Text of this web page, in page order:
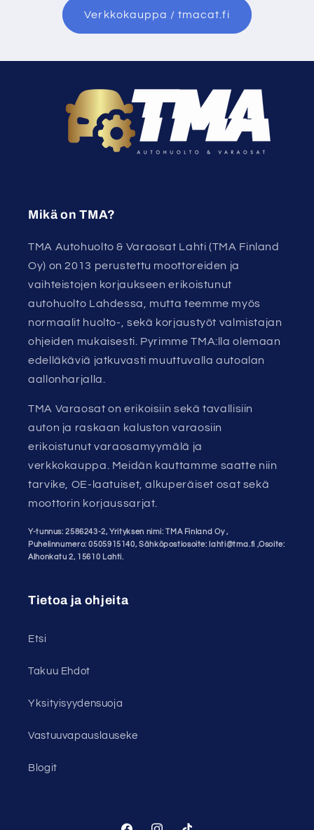
Verkkokauppa / tmacat.fi
Mikä on TMA?
TMA Autohuolto & Varaosat Lahti (TMA Finland
Oy) on 2013 perustettu moottoreiden ja
vaihteistojen korjaukseen erikoistunut
autohuolto Lahdessa, mutta teemme myös
normaalit huolto-, sekä korjaustyöt valmistajan
ohjeiden mukaisesti. Pyrimme TMA:lla olemaan
edelläkäviä jatkuvasti muuttuvalla autoalan
aallonharjalla.
TMA Varaosat on erikoisiin sekä tavallisiin
auton ja raskaan kaluston varaosiin
erikoistunut varaosamyymälä ja
verkkokauppa. Meidän kauttamme saatte niin
tarvike, OE-laatuiset, alkuperäiset osat sekä
moottorin korjaussarjat.
Y-tunnus: 2586243-2, Yrityksen nimi: TMA Finland Oy ,
Puhelinnumero: 0505915140, Sähköpostiosoite: lahti@tma.fi ,Osoite:
Alhonkatu 2, 15610 Lahti.
Tietoa ja ohjeita
Etsi
Takuu Ehdot
Yksityisyydensuoja
Vastuuvapauslauseke
Blogit